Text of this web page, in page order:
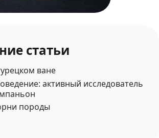
статьи
ване
активный исследователь
породы